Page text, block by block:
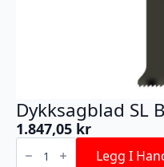
Dykksagblad SL
1.847,05 kr
Dykksagblad
SL Legg I